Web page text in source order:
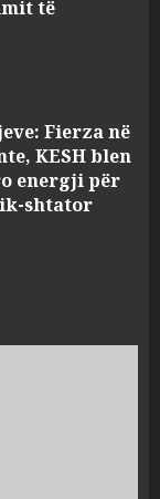
të
Fierza në
KESH blen
energji për
shtator